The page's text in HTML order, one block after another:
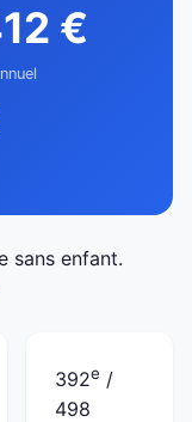
€
sans enfant.
392e /
498